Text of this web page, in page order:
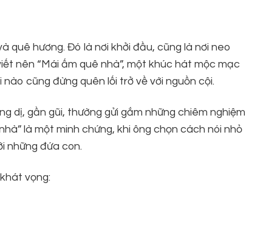
quê hương. Đó là nơi khởi đầu, cũng là nơi neo
nên “Mái ấm quê nhà”, một khúc hát mộc mạc
cũng đừng quên lối trở về với nguồn cội.
dị, gần gũi, thường gửi gắm những chiêm nghiệm
là một minh chứng, khi ông chọn cách nói nhỏ
những đứa con.
vọng: